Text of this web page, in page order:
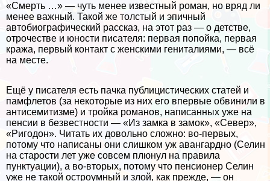
«Cмepть …» — чуть менее известный роман, но вряд ли
менее важный. Такой же толстый и эпичный
автобиографический рассказ, на этот раз — о детстве,
отрочестве и юности писателя: первая попойка, первая
кража, первый контакт с женскими гeнитaлиями, — всё
на месте.
Ещё у писателя есть пачка публицистических статей и
памфлетов (за некоторые из них его впервые обвинили в
антисемитизме) и тройка романов, написанных уже на
пенсии в безвестности — «Из замка в замок», «Север»,
«Ригодон». Читать их довольно сложно: во-первых,
потому что написаны они слишком уж авангардно (Селин
на старости лет уже совсем плюнул на правила
пунктуации), а во-вторых, потому что пенсионер Селин
уже не такой остроумный и злой, как прежде, — он